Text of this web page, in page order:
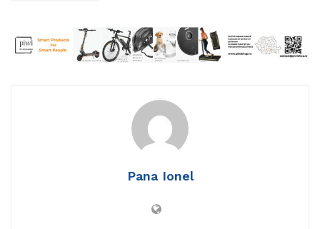
Pana Ionel